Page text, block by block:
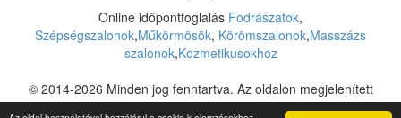
Online időpontfoglalás Fodrászatok,
Szépségszalonok,Műkörmösök, Körömszalonok,Masszázs
szalonok,Kozmetikusokhoz
© 2014-2026 Minden jog fenntartva. Az oldalon megjelenített
nyitvatartási adatok csupán tájékoztató jellegűek. Az esetleges